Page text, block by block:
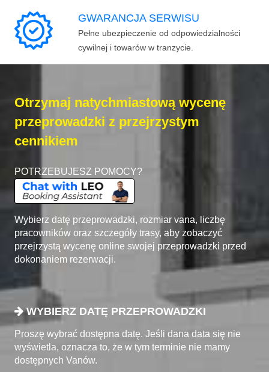
GWARANCJA SERWISU
Pełne ubezpieczenie od odpowiedzialności
cywilnej i towarów w tranzycie.
Otrzymaj natychmiastową wycenę
przeprowadzki z przejrzystym
cennikiem
POTRZEBUJESZ POMOCY?
Wybierz datę przeprowadzki, rozmiar vana, liczbę
pracowników oraz szczegóły trasy, aby zobaczyć
przejrzystą wycenę online swojej przeprowadzki przed
dokonaniem rezerwacji.
WYBIERZ DATĘ PRZEPROWADZKI
Proszę wybrać dostępna datę. Jeśli dana data się nie
wyświetla, oznacza to, że w tym terminie nie mamy
dostępnych Vanów.